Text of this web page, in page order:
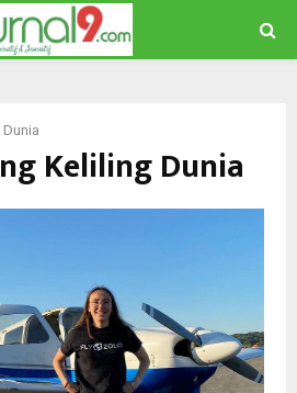
Keliling Dunia